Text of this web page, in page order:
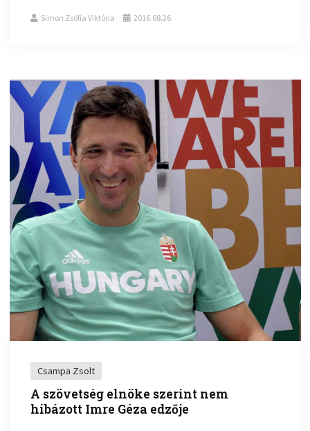
Simon Zsófia Viktória 2016.08.26.
Csampa Zsolt
A szövetség elnöke szerint nem
hibázott Imre Géza edzője